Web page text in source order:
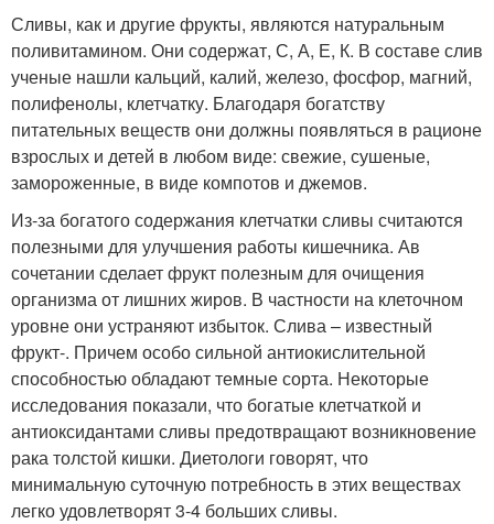
Сливы, как и другие фрукты, являются натуральным
поливитамином. Они содержат, С, А, Е, К. В составе слив
ученые нашли кальций, калий, железо, фосфор, магний,
полифенолы, клетчатку. Благодаря богатству
питательных веществ они должны появляться в рационе
взрослых и детей в любом виде: свежие, сушеные,
замороженные, в виде компотов и джемов.
Из-за богатого содержания клетчатки сливы считаются
полезными для улучшения работы кишечника. Ав
сочетании сделает фрукт полезным для очищения
организма от лишних жиров. В частности на клеточном
уровне они устраняют избыток. Слива – известный
фрукт-. Причем особо сильной антиокислительной
способностью обладают темные сорта. Некоторые
исследования показали, что богатые клетчаткой и
антиоксидантами сливы предотвращают возникновение
рака толстой кишки. Диетологи говорят, что
минимальную суточную потребность в этих веществах
легко удовлетворят 3-4 больших сливы.